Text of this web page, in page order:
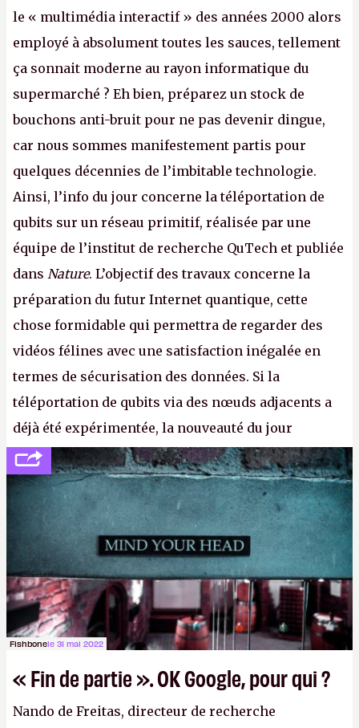
le « multimédia interactif » des années 2000 alors
employé à absolument toutes les sauces, tellement
ça sonnait moderne au rayon informatique du
supermarché ? Eh bien, préparez un stock de
bouchons anti-bruit pour ne pas devenir dingue,
car nous sommes manifestement partis pour
quelques décennies de l’imbitable technologie.
Ainsi, l’info du jour concerne la téléportation de
qubits sur un réseau primitif, réalisée par une
équipe de l’institut de recherche QuTech et publiée
dans Nature. L’objectif des travaux concerne la
préparation du futur Internet quantique, cette
chose formidable qui permettra de regarder des
vidéos félines avec une satisfaction inégalée en
termes de sécurisation des données. Si la
téléportation de qubits via des nœuds adjacents a
déjà été expérimentée, la nouveauté du jour
concerne le recours à des nœuds distants, pour ne
pas dire un réseau quantique multimédia interactif
(avec l’option Péritel). (
http://cpc.cx/AH432N4
Crédit photo : QuTech / Nature)
Fishbonele 31 mai 2022
« Fin de partie ». OK Google, pour qui ?
Nando de Freitas, directeur de recherche